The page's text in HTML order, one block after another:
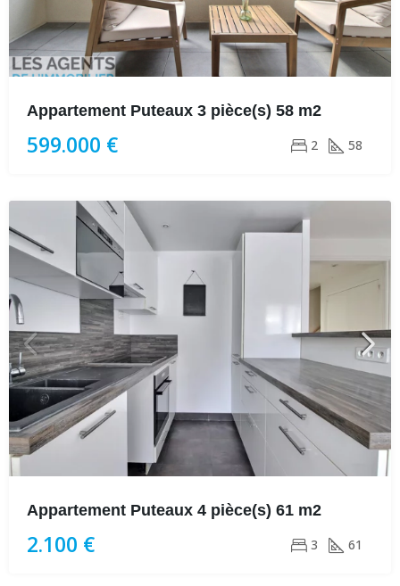
Appartement Puteaux 3 pièce(s) 58 m2
599.000 € 2 58
Appartement Puteaux 4 pièce(s) 61 m2
2.100 € 3 61